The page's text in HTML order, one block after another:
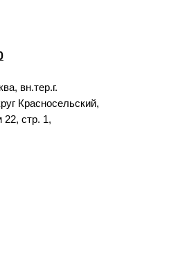
вн.тер.г.
Красносельский,
22, стр. 1,